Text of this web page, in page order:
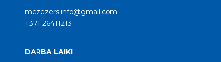
mezezers.info@gmail.com
+371 26411213
DARBA LAIKI